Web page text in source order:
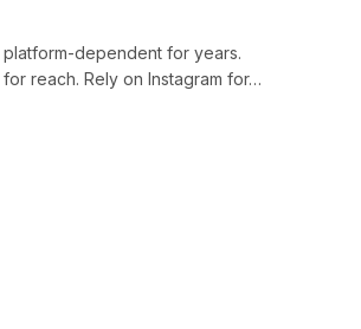
dependent for years.
reach. Rely on Instagram for…